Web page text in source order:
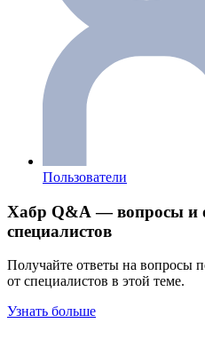
Пользователи
Хабр Q&A — вопросы и
специалистов
Получайте ответы на вопросы
от специалистов в этой теме.
Узнать больше